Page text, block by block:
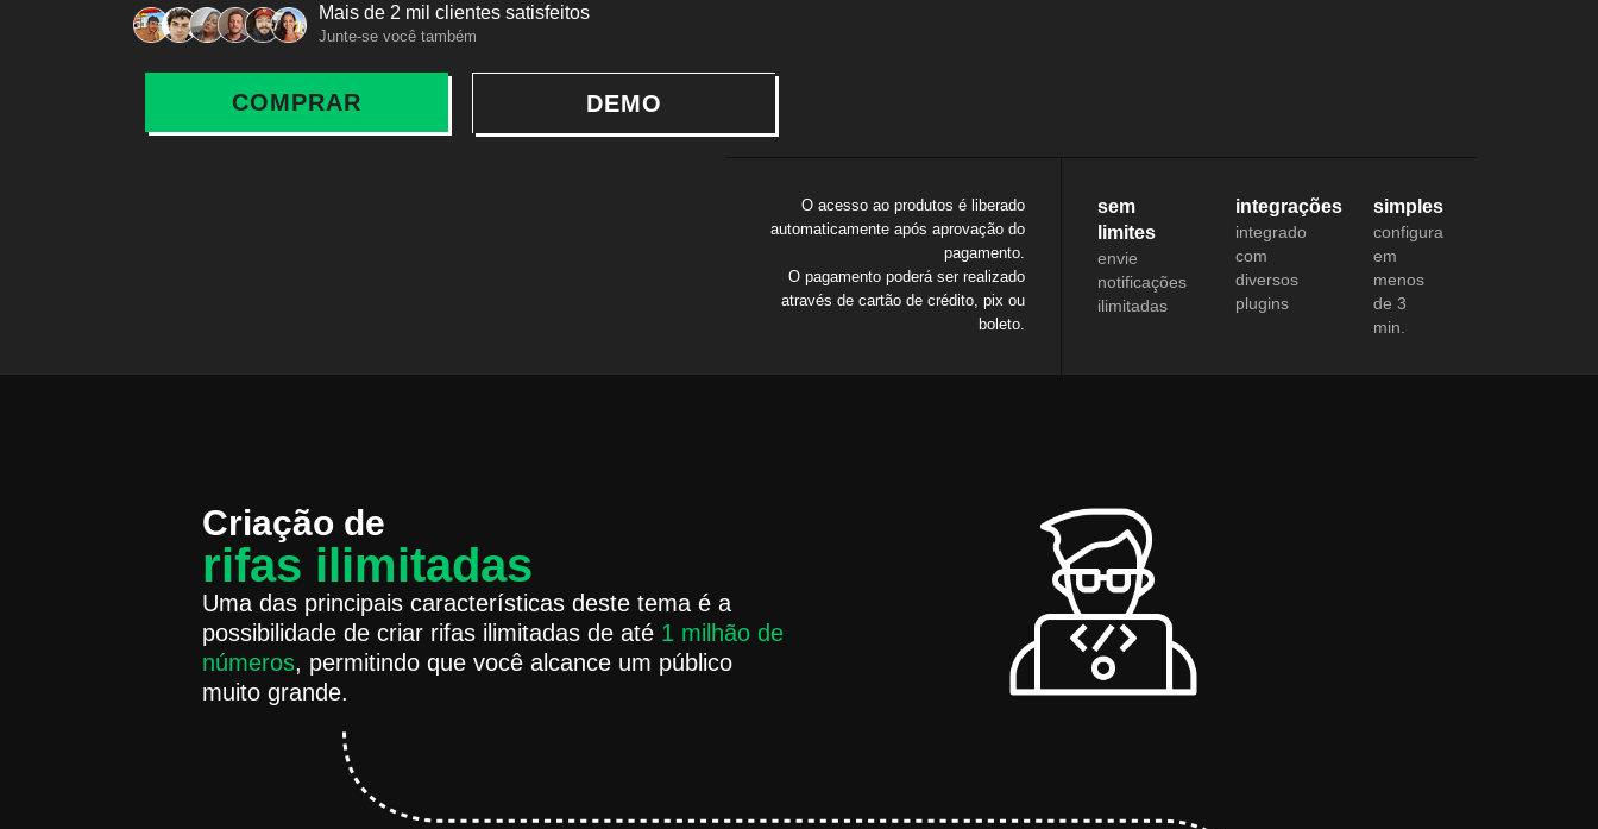
Mais de 2 mil clientes satisfeitos
Junte-se você também
COMPRAR DEMO
O acesso ao produtos é liberado
automaticamente após aprovação do
pagamento.
O pagamento poderá ser realizado
através de cartão de crédito, pix ou
boleto.
sem
limites
envie
notificações
ilimitadas
integrações
integrado
com
diversos
plugins
simples
configura
em
menos
de 3
min.
Criação de
rifas ilimitadas
Uma das principais características deste tema é a
possibilidade de criar rifas ilimitadas de até 1 milhão de
números, permitindo que você alcance um público
muito grande.